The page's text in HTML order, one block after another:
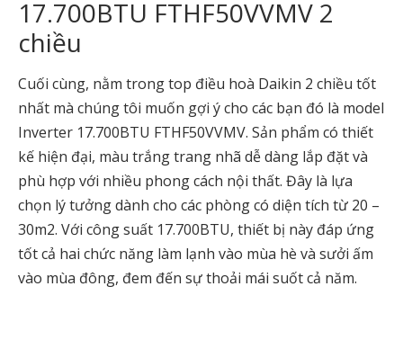
17.700BTU FTHF50VVMV 2
chiều
Cuối cùng, nằm trong top điều hoà Daikin 2 chiều tốt
nhất mà chúng tôi muốn gợi ý cho các bạn đó là model
Inverter 17.700BTU FTHF50VVMV. Sản phẩm có thiết
kế hiện đại, màu trắng trang nhã dễ dàng lắp đặt và
phù hợp với nhiều phong cách nội thất. Đây là lựa
chọn lý tưởng dành cho các phòng có diện tích từ 20 –
30m2. Với công suất 17.700BTU, thiết bị này đáp ứng
tốt cả hai chức năng làm lạnh vào mùa hè và sưởi ấm
vào mùa đông, đem đến sự thoải mái suốt cả năm.